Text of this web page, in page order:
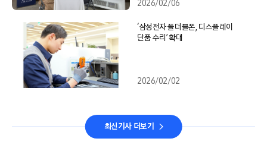
2026/02/06
‘삼성전자 폴더블폰, 디스플레이
단품 수리’ 확대
2026/02/02
최신기사 더보기